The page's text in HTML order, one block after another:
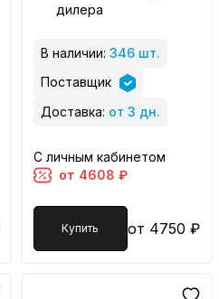
дилера
В наличии: 346 шт.
Поставщик
Доставка: от 3 дн.
С личным кабинетом
от 4608 ₽
Купить от 4750 ₽